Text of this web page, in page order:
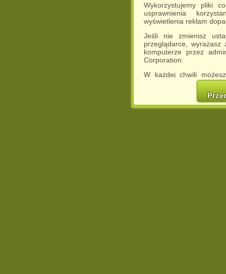
Wykorzystujemy pliki
usprawnienia
wyświetlenia reklam
Jeśli nie zmienisz
przeglądarce,
komputerze przez
Corporation.
W każdej chwili
cookies w swojej
w naszej
http://chomikuj.pl/